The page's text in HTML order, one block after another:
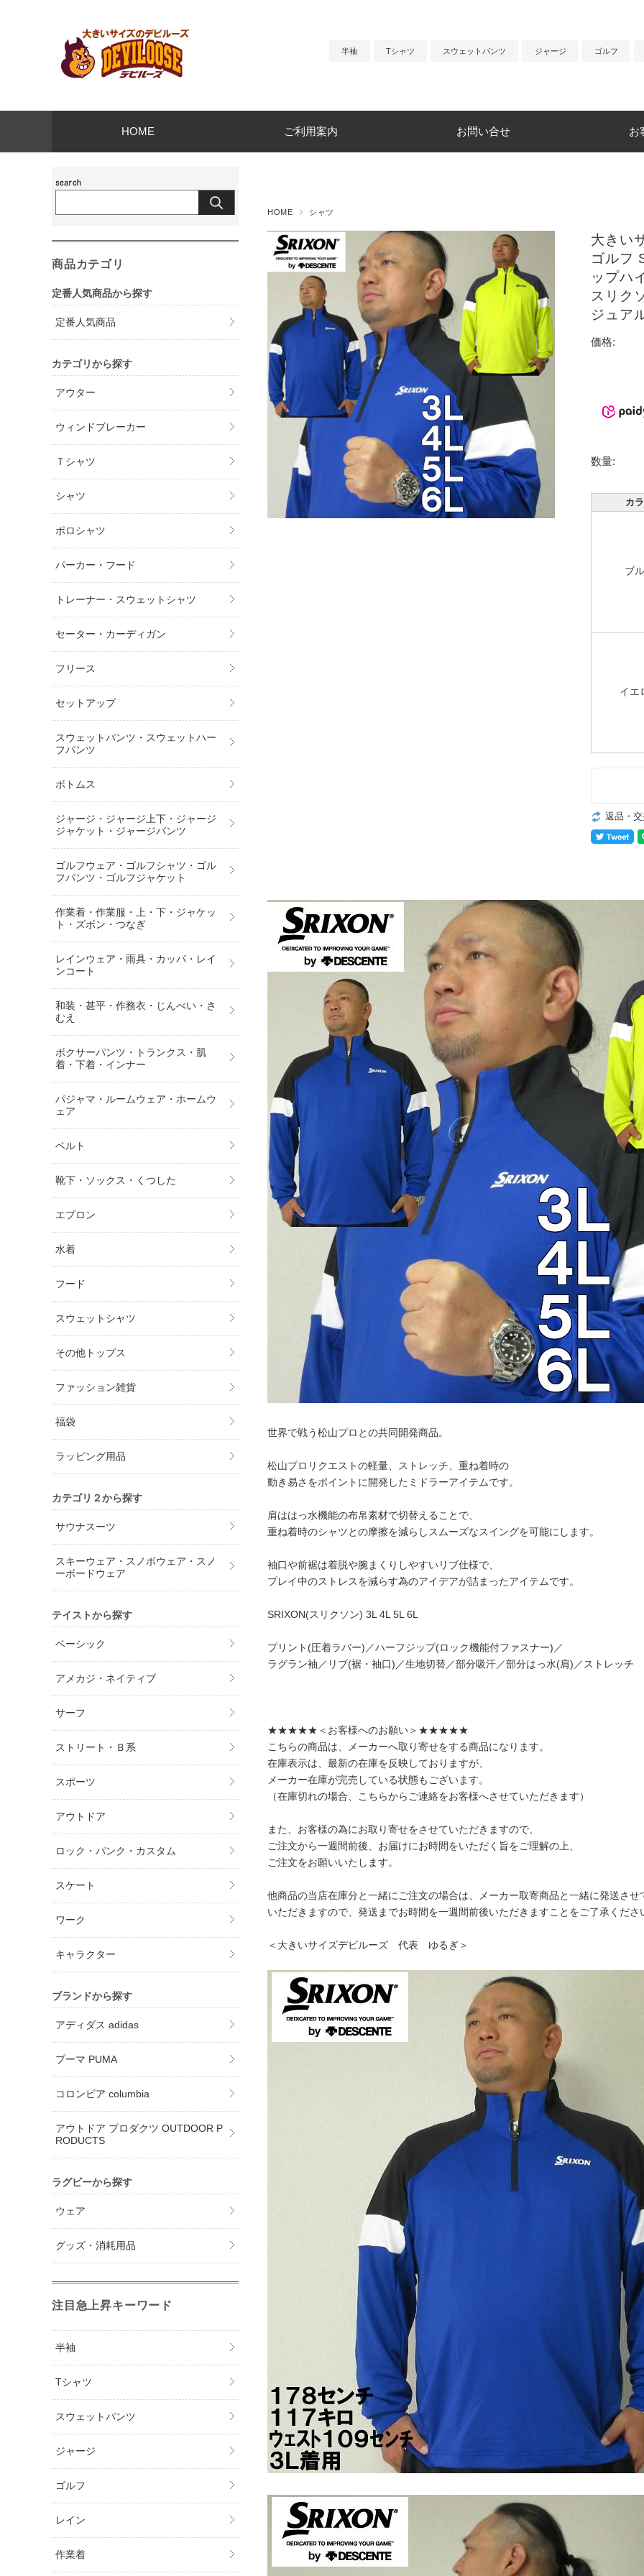
半袖 Tシャツ スウェットパンツ ジャージ ゴルフ
HOME ご利用案内 お問い合せ お
HOME シャツ
大きい
ゴルフ
ップハ
スリク
ジュア
価格:
数量:
カ
ブ
イエ
返品・
世界で戦う松山プロとの共同開発商品。
松山プロリクエストの軽量、ストレッチ、重ね着時の
動き易さをポイントに開発したミドラーアイテムです。
肩ははっ水機能の布帛素材で切替えることで、
重ね着時のシャツとの摩擦を減らしスムーズなスイングを可能にします。
袖口や前裾は着脱や腕まくりしやすいリブ仕様で、
プレイ中のストレスを減らす為のアイデアが詰まったアイテムです。
SRIXON(スリクソン) 3L 4L 5L 6L
プリント(圧着ラバー)／ハーフジップ(ロック機能付ファスナー)／
ラグラン袖／リブ(裾・袖口)／生地切替／部分吸汗／部分はっ水(肩)／ストレッチ
★★★★★＜お客様へのお願い＞★★★★★
こちらの商品は、メーカーへ取り寄せをする商品になります。
在庫表示は、最新の在庫を反映しておりますが、
メーカー在庫が完売している状態もございます。
（在庫切れの場合、こちらからご連絡をお客様へさせていただきます）
また、お客様の為にお取り寄せをさせていただきますので、
ご注文から一週間前後、お届けにお時間をいただく旨をご理解の上、
ご注文をお願いいたします。
他商品の当店在庫分と一緒にご注文の場合は、メーカー取寄商品と一緒に発送させ
いただきますので、発送までお時間を一週間前後いただきますことをご了承くださ
＜大きいサイズデビルーズ 代表 ゆるぎ＞
商品カテゴリ
定番人気商品から探す
定番人気商品
カテゴリから探す
アウター
ウィンドブレーカー
Ｔシャツ
シャツ
ポロシャツ
パーカー・フード
トレーナー・スウェットシャツ
セーター・カーディガン
フリース
セットアップ
スウェットパンツ・スウェットハー
フパンツ
ボトムス
ジャージ・ジャージ上下・ジャージ
ジャケット・ジャージパンツ
ゴルフウェア・ゴルフシャツ・ゴル
フパンツ・ゴルフジャケット
作業着・作業服・上・下・ジャケッ
ト・ズボン・つなぎ
レインウェア・雨具・カッパ・レイ
ンコート
和装・甚平・作務衣・じんべい・さ
むえ
ボクサーパンツ・トランクス・肌
着・下着・インナー
パジャマ・ルームウェア・ホームウ
ェア
ベルト
靴下・ソックス・くつした
エプロン
水着
フード
スウェットシャツ
その他トップス
ファッション雑貨
福袋
ラッピング用品
カテゴリ２から探す
サウナスーツ
スキーウェア・スノボウェア・スノ
ーボードウェア
テイストから探す
ベーシック
アメカジ・ネイティブ
サーフ
ストリート・Ｂ系
スポーツ
アウトドア
ロック・パンク・カスタム
スケート
ワーク
キャラクター
ブランドから探す
アディダス adidas
プーマ PUMA
コロンビア columbia
アウトドア プロダクツ OUTDOOR P
RODUCTS
ラグビーから探す
ウェア
グッズ・消耗用品
注目急上昇キーワード
半袖
Tシャツ
スウェットパンツ
ジャージ
ゴルフ
レイン
作業着